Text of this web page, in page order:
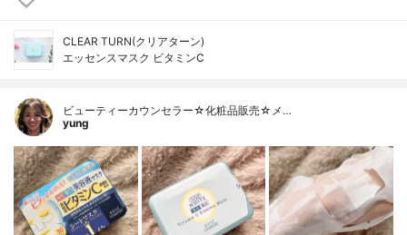
CLEAR TURN(クリアターン)
エッセンスマスク ビタミンC
ビューティーカウンセラー☆化粧品販売☆メ…
yung